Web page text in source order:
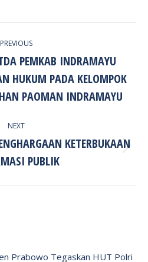
PREVIOUS
Previous
post:
PEMKAB INDRAMAYU
HUKUM PADA KELOMPOK
PAOMAN INDRAMAYU
NEXT
Next
post:
KETERBUKAAN
PUBLIK
Prabowo Tegaskan HUT Polri